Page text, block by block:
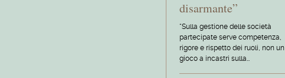
disarmante”
“Sulla gestione delle società
partecipate serve competenza,
rigore e rispetto dei ruoli, non un
gioco a incastri sulla…